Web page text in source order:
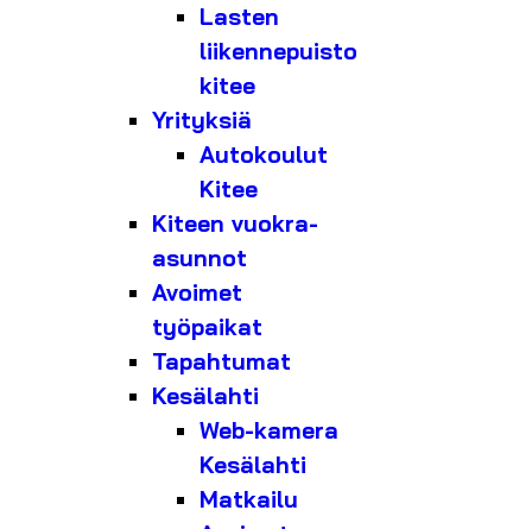
Lasten
liikennepuisto
kitee
Yrityksiä
Autokoulut
Kitee
Kiteen vuokra-
asunnot
Avoimet
työpaikat
Tapahtumat
Kesälahti
Web-kamera
Kesälahti
Matkailu